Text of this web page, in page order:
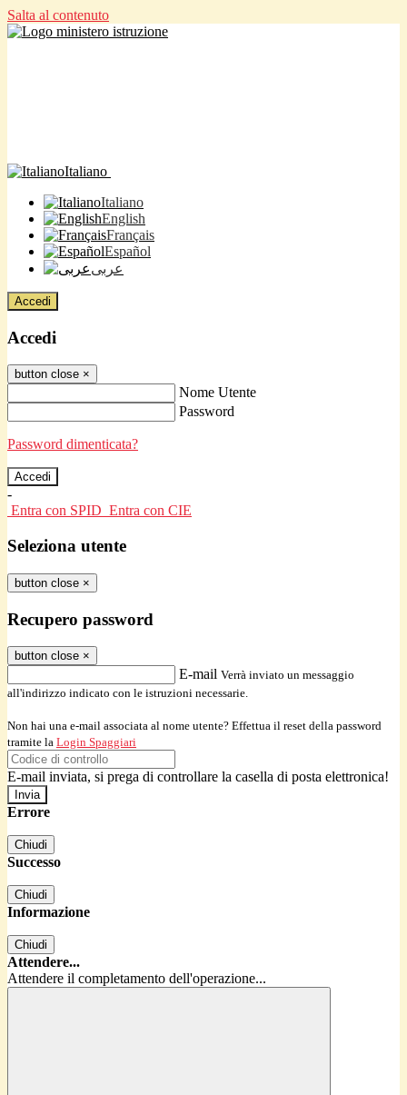
Salta al contenuto
Italiano
Italiano
English
Français
Español
عربى
Accedi
Accedi
button close ×
Nome Utente
Password
Password dimenticata?
-
Entra con SPID Entra con CIE
Seleziona utente
button close ×
Recupero password
button close ×
E-mail Verrà inviato un messaggio
all'indirizzo indicato con le istruzioni necessarie.
Non hai una e-mail associata al nome utente? Effettua il reset della password
tramite la Login Spaggiari
E-mail inviata, si prega di controllare la casella di posta elettronica!
Errore
Chiudi
Successo
Chiudi
Informazione
Chiudi
Attendere...
Attendere il completamento dell'operazione...